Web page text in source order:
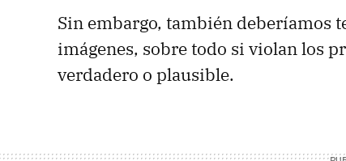
Sin embargo, también deberíamos
imágenes, sobre todo si violan los
verdadero o plausible.